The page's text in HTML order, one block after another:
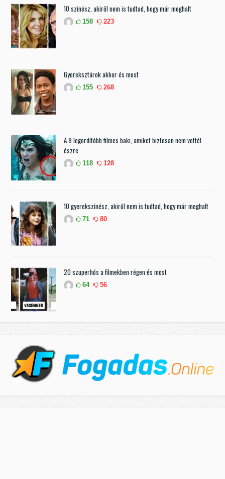
10 színész, akiről nem is tudtad, hogy már meghalt
158 223
Gyereksztárok akkor és most
155 268
A 8 legordítóbb filmes baki, amiket biztosan nem vettél
észre
118 128
10 gyerekszínész, akiről nem is tudtad, hogy már meghalt
71 80
20 szuperhős a filmekben régen és most
64 56